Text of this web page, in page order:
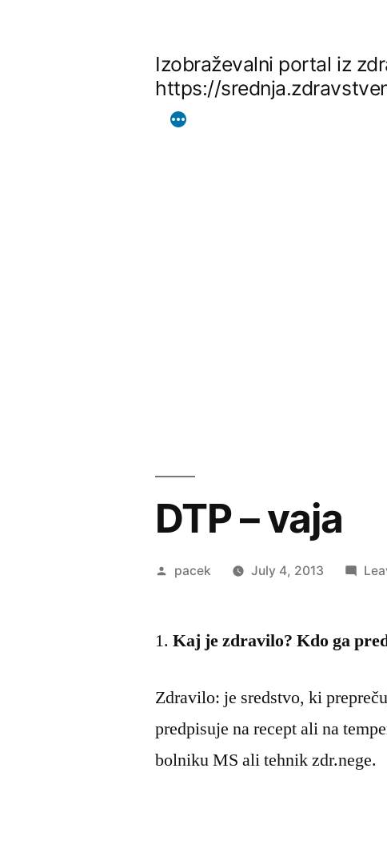
Izobraževalni portal iz
https://
DTP – vaja
Posted
pacek July 4, 2013
1.Kaj je zdravilo? Kdo ga
Zdravilo: je sredstvo, ki
predpisuje na recept ali na
bolniku MS ali tehnik zdr.nege.